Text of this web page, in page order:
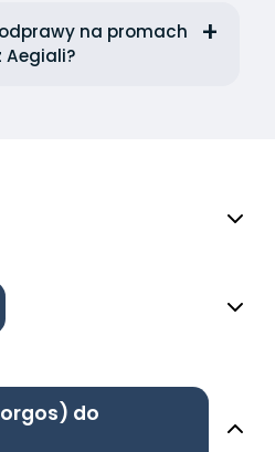
na promach
Aegiali?
do